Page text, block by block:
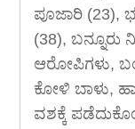
ಪೂಜಾರಿ (23),
(38),
ಆರೋಪಿಗಳು,
ಕೋಳಿ ಬಾಳು,
ವಶಕ್ಕೆ